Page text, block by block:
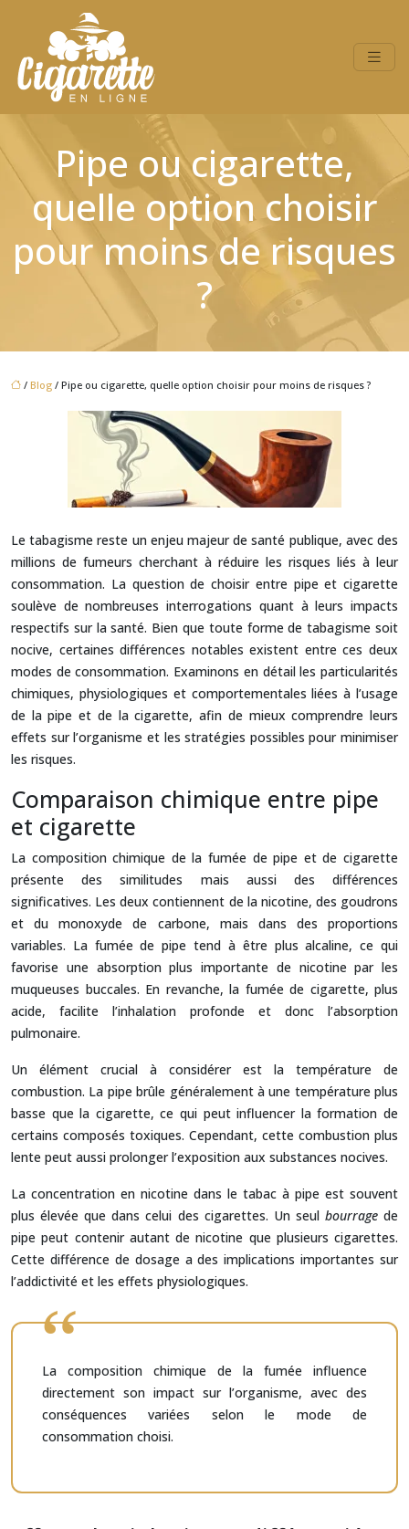
Pipe ou cigarette,
quelle option choisir
pour moins de risques
?
/ Blog / Pipe ou cigarette, quelle option choisir pour moins de risques ?
Le tabagisme reste un enjeu majeur de santé publique, avec des
millions de fumeurs cherchant à réduire les risques liés à leur
consommation. La question de choisir entre pipe et cigarette
soulève de nombreuses interrogations quant à leurs impacts
respectifs sur la santé. Bien que toute forme de tabagisme soit
nocive, certaines différences notables existent entre ces deux
modes de consommation. Examinons en détail les particularités
chimiques, physiologiques et comportementales liées à l’usage
de la pipe et de la cigarette, afin de mieux comprendre leurs
effets sur l’organisme et les stratégies possibles pour minimiser
les risques.
Comparaison chimique entre pipe
et cigarette
La composition chimique de la fumée de pipe et de cigarette
présente des similitudes mais aussi des différences
significatives. Les deux contiennent de la nicotine, des goudrons
et du monoxyde de carbone, mais dans des proportions
variables. La fumée de pipe tend à être plus alcaline, ce qui
favorise une absorption plus importante de nicotine par les
muqueuses buccales. En revanche, la fumée de cigarette, plus
acide, facilite l’inhalation profonde et donc l’absorption
pulmonaire.
Un élément crucial à considérer est la température de
combustion. La pipe brûle généralement à une température plus
basse que la cigarette, ce qui peut influencer la formation de
certains composés toxiques. Cependant, cette combustion plus
lente peut aussi prolonger l’exposition aux substances nocives.
La concentration en nicotine dans le tabac à pipe est souvent
plus élevée que dans celui des cigarettes. Un seul bourragede
pipe peut contenir autant de nicotine que plusieurs cigarettes.
Cette différence de dosage a des implications importantes sur
l’addictivité et les effets physiologiques.
La composition chimique de la fumée influence
directement son impact sur l’organisme, avec des
conséquences variées selon le mode de
consommation choisi.